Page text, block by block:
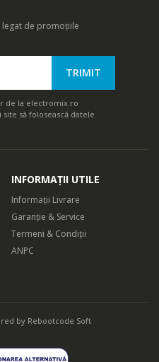
de promoțiile
de la electromix.ro
să folosească datele
INFORMAȚII UTILE
Informații Livrare
Garanție & Service
Termeni & Condiții
ANPC
by Rebootcode Soft